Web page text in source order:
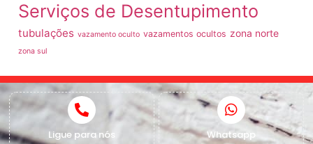
Serviços de Desentupimento
tubulações vazamento oculto vazamentos ocultos zona norte
zona sul
Ligue para nós Whatsapp